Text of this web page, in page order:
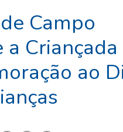
Campo
a Criançada
ao